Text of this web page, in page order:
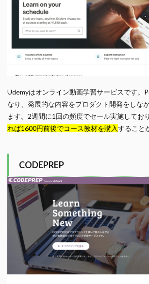
Udemyはオンライン動画学習サービスです。
なり、発展的な内容をプロダクト開発をしな
ます。2週間に1回の頻度でセール実施しており
れば1600円前後でコース教材を購入すること
CODEPREP